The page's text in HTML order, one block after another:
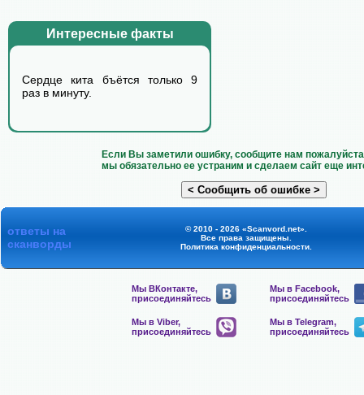
Интересные факты
Сердце кита бъётся только 9
раз в минуту.
Если Вы заметили ошибку, сообщите нам
мы обязательно ее устраним и сделаем сайт еще
ответы на
сканворды
© 2010 - 2026 «Scanvord.net».
Все права защищены.
Политика конфиденциальности.
Мы ВКонтакте,
присоединяйтесь
Мы в Facebook,
присоединяйтесь
Мы в Viber,
присоединяйтесь
Мы в Telegram,
присоединяйтесь